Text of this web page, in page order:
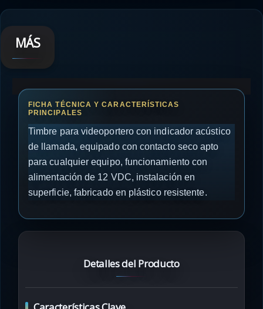
MÁS
Timbre para videoportero con indicador acústico
de llamada, equipado con contacto seco apto
para cualquier equipo, funcionamiento con
alimentación de 12 VDC, instalación en
superficie, fabricado en plástico resistente.
Detalles del Producto